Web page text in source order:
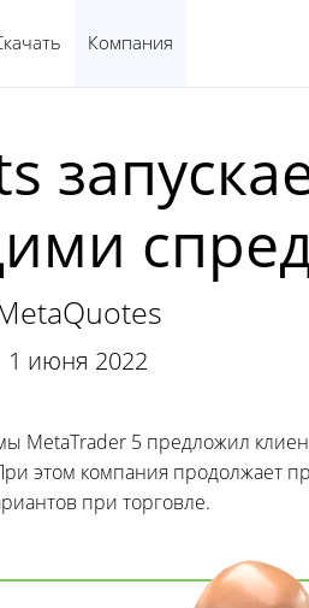
Компания
1 июня 2022
MetaTrader 5 предложил
этом компания продолжает
при торговле.